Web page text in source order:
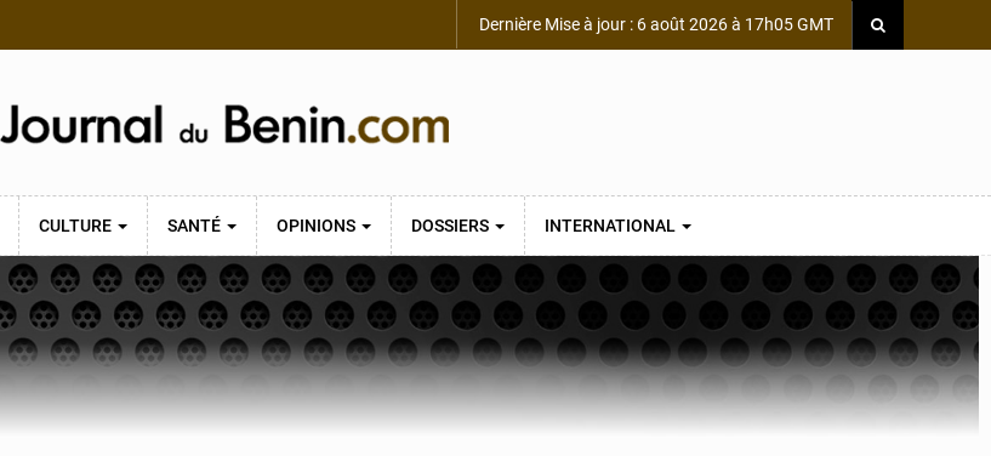
Dernière Mise à jour : 6 août 2026 à 17h05 GMT
CULTURE SANTÉ OPINIONS DOSSIERS INTERNATIONAL